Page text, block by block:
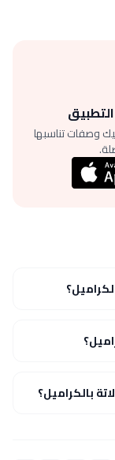
وصفات تناسبها
بالكراميل؟